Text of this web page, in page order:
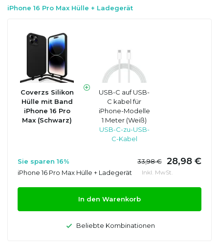
iPhone 16 Pro Max Hülle + Ladegerät
Coverzs Silikon
Hülle mit Band
iPhone 16 Pro
Max (Schwarz)
USB-C auf USB-
C kabel für
iPhone-Modelle
1 Meter (Weiß)
USB-C-zu-USB-
C-Kabel
Sie sparen 16% 33,98 € 28,98 €
iPhone 16 Pro Max Hülle + Ladegerät Inkl. MwSt.
In den Warenkorb
Beliebte Kombinationen